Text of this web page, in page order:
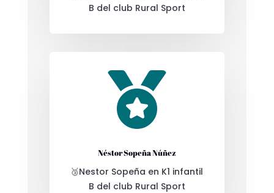
B del club Rural Sport

Néstor Sopeña Núñez
🥉Nestor Sopeña en K1 infantil
B del club Rural Sport